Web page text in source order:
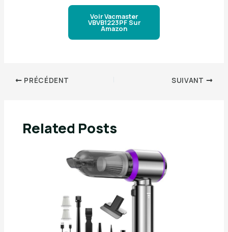
Voir Vacmaster
VBVB1223PF Sur
Amazon
PRÉCÉDENT SUIVANT
Related Posts